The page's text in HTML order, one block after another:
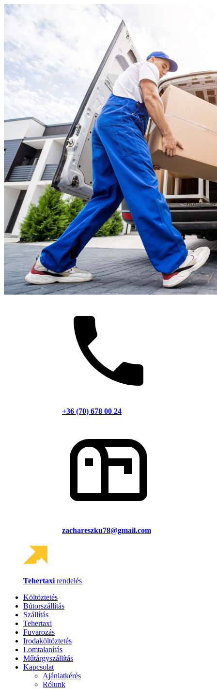
+36 (70) 678 00 24
zachareszku78@gmail.com
Tehertaxi rendelés
Költöztetés
Bútorszállítás
Szállítás
Tehertaxi
Fuvarozás
Irodaköltöztetés
Lomtalanítás
Műtárgyszállítás
Kapcsolat
Ajánlatkérés
Rólunk